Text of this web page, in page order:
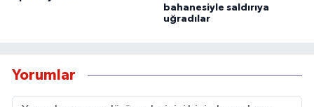
bahanesiyle saldırıya
uğradılar
Yorumlar